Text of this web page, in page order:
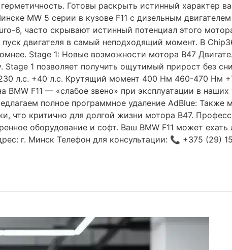
Готовы раскрыть истинный характер
MW 5 серии в кузове F11 с дизельным
6, часто скрывают истинный потенциал этого
двигателя в самый неподходящий момент. В
Stage 1: Новые возможности мотора B47
1 позволяет получить ощутимый прирост без
л.с. +40 л.с. Крутящий момент 400 Нм 460-470 Нм
F11 — «слабое звено» при эксплуатации в
полное программное удаление AdBlue:
что критично для долгой жизни мотора B47.
оборудование и софт. Ваш BMW F11 может
г. Минск Телефон для консультации: 📞 +375 (29)